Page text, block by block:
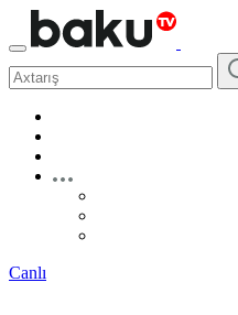
Canlı